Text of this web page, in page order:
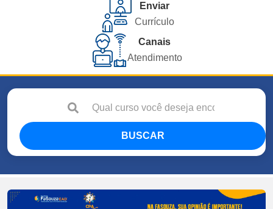
Enviar
Currículo
Canais
Atendimento
BUSCAR